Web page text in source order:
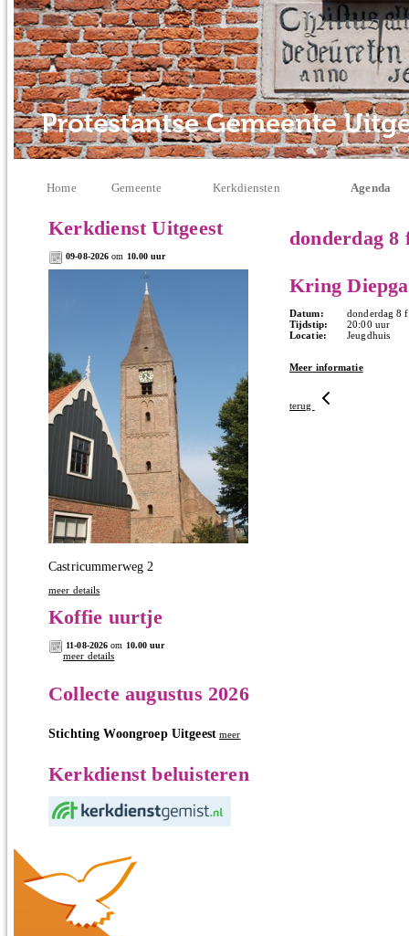
Kerkdienst Uitgeest
09-08-2026 om 10.00 uur
Castricummerweg 2
meer details
Koffie uurtje
11-08-2026 om 10.00 uur
meer details
Collecte augustus 2026
Stichting Woongroep Uitgeest meer
Kerkdienst beluisteren
donderdag 8
Kring
Datum:
donderdag 8
Tijdstip:
20:00 uur
Locatie:
Jeugdhuis
Meer informatie
terug
Home Gemeente Kerkdiensten Agenda